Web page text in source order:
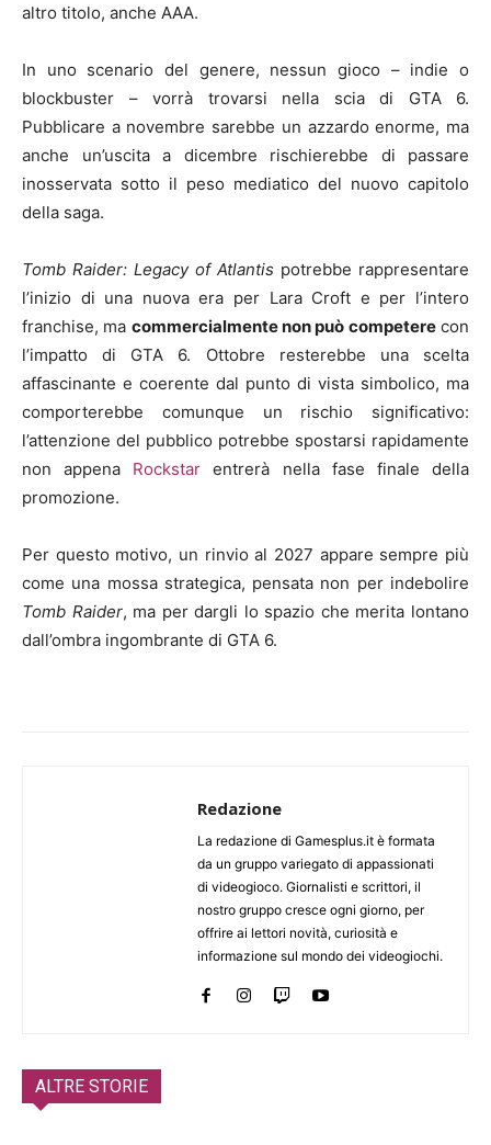
altro titolo, anche AAA.
In uno scenario del genere, nessun gioco – indie o
blockbuster – vorrà trovarsi nella scia di GTA 6.
Pubblicare a novembre sarebbe un azzardo enorme, ma
anche un’uscita a dicembre rischierebbe di passare
inosservata sotto il peso mediatico del nuovo capitolo
della saga.
Tomb Raider: Legacy of Atlantis potrebbe rappresentare
l’inizio di una nuova era per Lara Croft e per l’intero
franchise, ma commercialmente non può competerecon
l’impatto di GTA 6. Ottobre resterebbe una scelta
affascinante e coerente dal punto di vista simbolico, ma
comporterebbe comunque un rischio significativo:
l’attenzione del pubblico potrebbe spostarsi rapidamente
non appena Rockstar entrerà nella fase finale della
promozione.
Per questo motivo, un rinvio al 2027 appare sempre più
come una mossa strategica, pensata non per indebolire
Tomb Raider, ma per dargli lo spazio che merita lontano
dall’ombra ingombrante di GTA 6.
Redazione
La redazione di Gamesplus.it è formata
da un gruppo variegato di appassionati
di videogioco. Giornalisti e scrittori, il
nostro gruppo cresce ogni giorno, per
offrire ai lettori novità, curiosità e
informazione sul mondo dei videogiochi.
ALTRE STORIE